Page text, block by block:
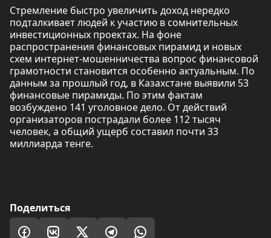
Стремление быстро увеличить доход нередко
подталкивает людей к участию в сомнительных
инвестиционных проектах. На фоне
распространения финансовых пирамид и новых
схем интернет-мошенничества вопрос финансовой
грамотности становится особенно актуальным. По
данным за прошлый год, в Казахстане выявили 53
финансовые пирамиды. По этим фактам
возбуждено 141 уголовное дело. От действий
организаторов пострадали более 112 тысяч
человек, а общий ущерб составил почти 33
миллиарда тенге.
Поделиться